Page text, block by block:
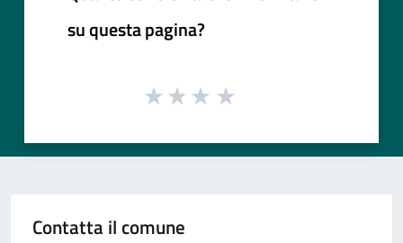
su questa pagina?
Contatta il comune